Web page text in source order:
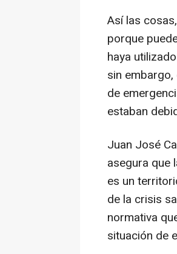
Así las
porque
haya
sin
de
estaban
Juan José
asegura que
es un
de la crisis
normativa
situación de